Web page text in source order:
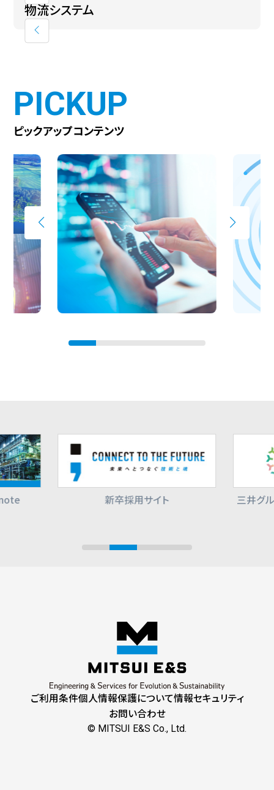
物流システム
PICKUP
ピックアップコンテンツ
新卒採用サイト 三井グ
ご利用条件個人情報保護について情報セキュリティ
お問い合わせ
© MITSUI E&S Co., Ltd.